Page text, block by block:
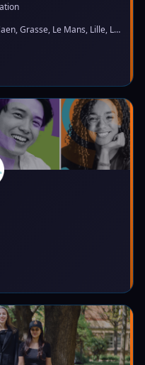
Amiens, Balma, Bordeaux, Brest, Caen, Grasse, Le Mans, Lille, Lyon, Montpellier, Nantes, Nice, Paris, Saint-Martin-d'Hères